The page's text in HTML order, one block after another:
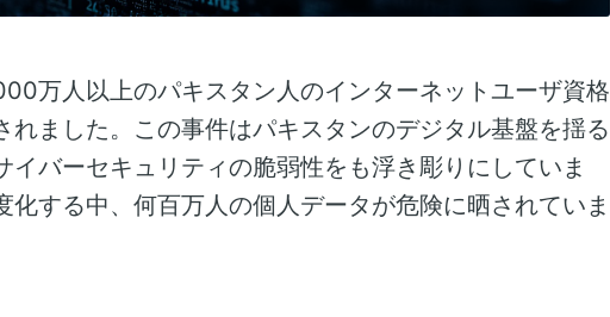
万人以上のパキスタン人のインターネットユーザ資格
ました。この事件はパキスタンのデジタル基盤を揺る
バーセキュリティの脆弱性をも浮き彫りにしていま
する中、何百万人の個人データが危険に晒されていま